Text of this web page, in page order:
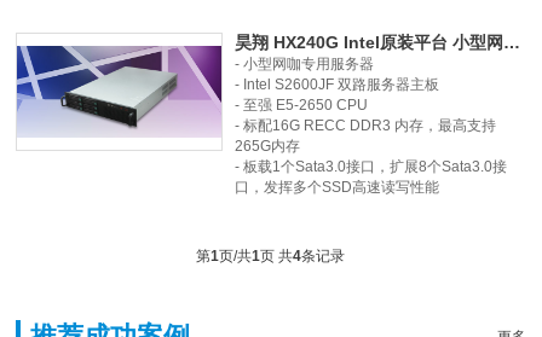
昊翔 HX240G Intel原装平台 小型网吧服务器
- 小型网咖专用服务器
- Intel S2600JF 双路服务器主板
- 至强 E5-2650 CPU
- 标配16G RECC DDR3 内存，最高支持
265G内存
- 板载1个Sata3.0接口，扩展8个Sata3.0接
口，发挥多个SSD高速读写性能
第1页/共1页 共4条记录